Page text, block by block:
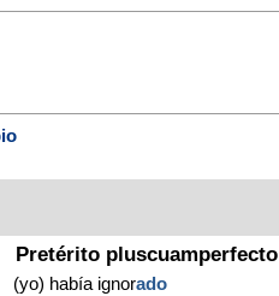
Pretérito pluscuamperfecto
(yo) había ignorado